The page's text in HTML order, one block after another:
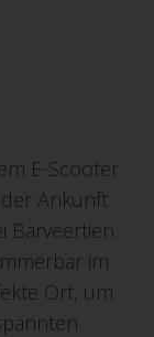
E-Scooter
Ankunft
Barveertien
im
Ort, um